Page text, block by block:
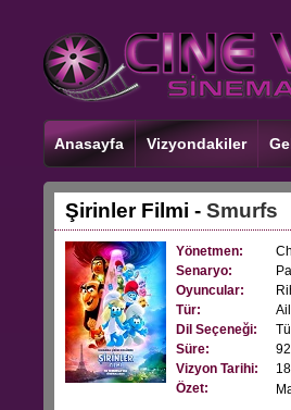
Anasayfa Vizyondakiler
Şirinler Filmi - Smurfs
Yönetmen:
Senaryo:
Oyuncular:
Tür:
Dil Seçeneği:
Süre:
Vizyon Tarihi:
Özet: